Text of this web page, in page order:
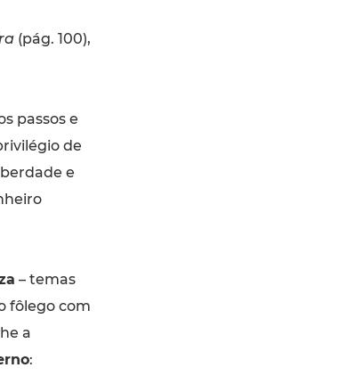
(pág. 100),
passos e
de
e
– temas
fôlego com
a
: